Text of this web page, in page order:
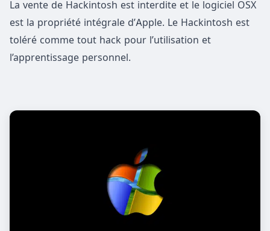
La vente de Hackintosh est interdite et le logiciel OSX
est la propriété intégrale d’Apple. Le Hackintosh est
toléré comme tout hack pour l’utilisation et
l’apprentissage personnel.